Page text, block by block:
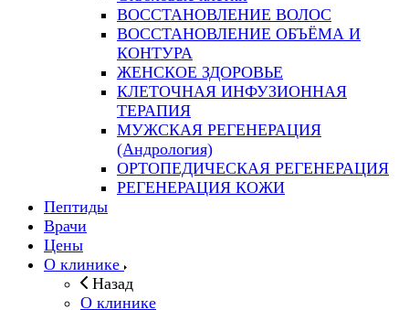
ВОССТАНОВЛЕНИЕ ВОЛОС
ВОССТАНОВЛЕНИЕ ОБЪЁМА И
КОНТУРА
ЖЕНСКОЕ ЗДОРОВЬЕ
КЛЕТОЧНАЯ ИНФУЗИОННАЯ
ТЕРАПИЯ
МУЖСКАЯ РЕГЕНЕРАЦИЯ
(Андрология)
ОРТОПЕДИЧЕСКАЯ РЕГЕНЕРАЦИЯ
РЕГЕНЕРАЦИЯ КОЖИ
Пептиды
Врачи
Цены
О клинике
Назад
О клинике